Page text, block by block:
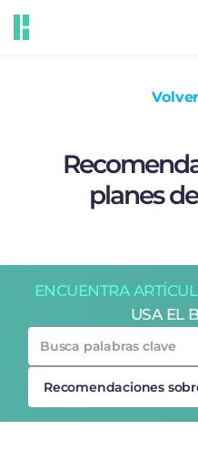
planes
ENCUENTRA
USA EL